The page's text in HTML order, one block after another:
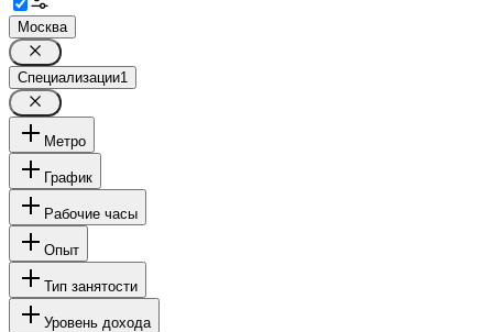
Москва
Специализации1
Метро
График
Рабочие часы
Опыт
Тип занятости
Уровень дохода